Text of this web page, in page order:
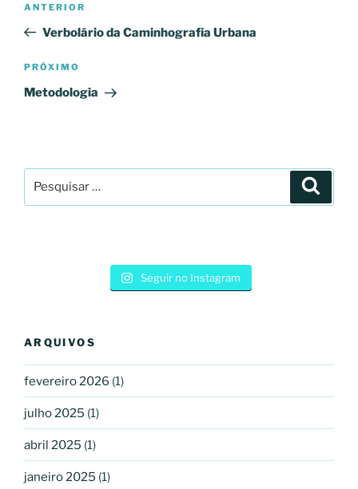
Post
Post
anterior
ANTERIOR
Verbolário da Caminhografia Urbana
Próximo
post
PRÓXIMO
Metodologia
por:
Seguir no Instagram
ARQUIVOS
fevereiro 2026 (1)
julho 2025 (1)
abril 2025 (1)
janeiro 2025 (1)